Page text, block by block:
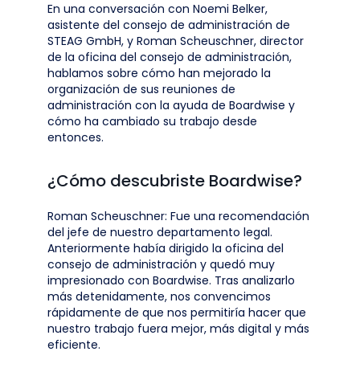
En una conversación con Noemi Belker,
asistente del consejo de administración de
STEAG GmbH, y Roman Scheuschner, director
de la oficina del consejo de administración,
hablamos sobre cómo han mejorado la
organización de sus reuniones de
administración con la ayuda de Boardwise y
cómo ha cambiado su trabajo desde
entonces.
¿Cómo descubriste Boardwise?
Roman Scheuschner: Fue una recomendación
del jefe de nuestro departamento legal.
Anteriormente había dirigido la oficina del
consejo de administración y quedó muy
impresionado con Boardwise. Tras analizarlo
más detenidamente, nos convencimos
rápidamente de que nos permitiría hacer que
nuestro trabajo fuera mejor, más digital y más
eficiente.